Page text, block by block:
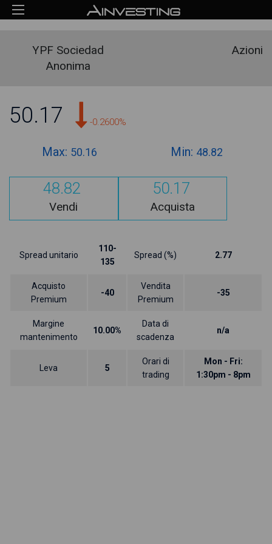
YPF Sociedad
Anonima
Azioni
50.17 -0.2600%
Max: 50.16 Min: 48.82
48.82
Vendi
50.17
Acquista
Spread unitario
110-
135
Spread (%) 2.77
Acquisto
Premium
-40
Vendita
Premium
-35
Margine
mantenimento
10.00%
Data di
scadenza
n/a
Leva 5
Orari di
trading
Mon - Fri:
1:30pm - 8pm